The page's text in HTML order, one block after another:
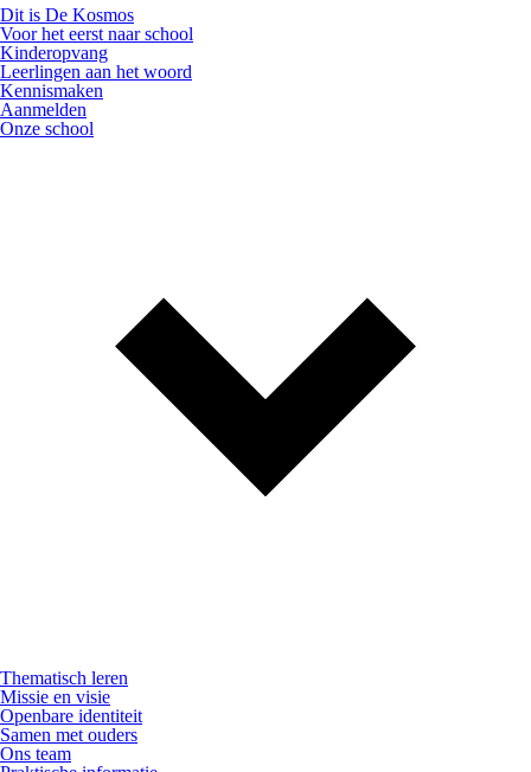
Dit is De Kosmos
Voor het eerst naar school
Kinderopvang
Leerlingen aan het woord
Kennismaken
Aanmelden
Onze school
Thematisch leren
Missie en visie
Openbare identiteit
Samen met ouders
Ons team